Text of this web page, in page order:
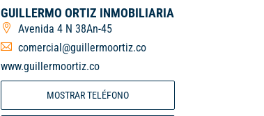
GUILLERMO ORTIZ INMOBILIARIA
Avenida 4 N 38An-45
comercial@guillermoortiz.co
www.guillermoortiz.co
MOSTRAR TELÉFONO